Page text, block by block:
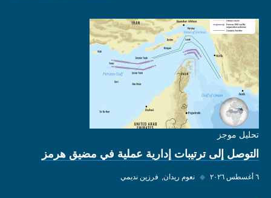
تحليل موجز
التوصل إلى ترتيبات إدارية عملية في مضيق هرمز
٦ أغسطس ٢٠٢٦ ◆ نعوم ريدان فرزين نديمي